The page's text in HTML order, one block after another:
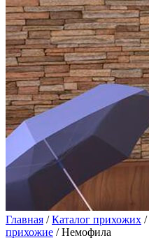
Главная /Каталог прихожих /
прихожие / Немофила